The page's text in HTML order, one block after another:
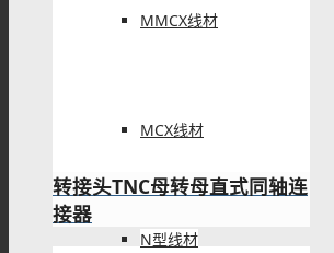
MMCX线材
MCX线材
N型线材
转接头TNC母转母直式同轴连
接器